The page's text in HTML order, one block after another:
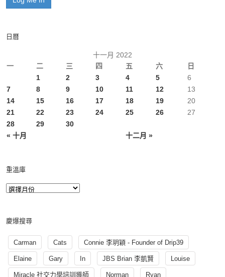
日曆
十一月 2022
一
二 三 四 五 六 日
« 十月 十二月 »
1 2 3 4 5
6
7
8 9 10 11 12
13
14
15 16 17 18 19
20
21
22 23 24 25 26
27
28
29 30
重溫庫
慶爆搜尋
Carman Cats Connie 李玥穎 - Founder of Drip39
Elaine Gary In JBS Brian 李凱賢 Louise
Miracle 社交力學培訓導師 Norman Ryan